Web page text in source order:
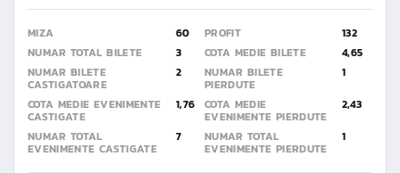
MIZA 60 PROFIT
132
NUMAR TOTAL BILETE
3 COTA MEDIE BILETE
4,65
NUMAR BILETE
CASTIGATOARE
2 NUMAR BILETE
PIERDUTE
1
COTA MEDIE EVENIMENTE
CASTIGATE
1,76 COTA MEDIE
EVENIMENTE PIERDUTE
2,43
NUMAR TOTAL
EVENIMENTE CASTIGATE
7 NUMAR TOTAL
EVENIMENTE PIERDUTE
1